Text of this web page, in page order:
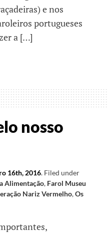
e nos
portugueses
a […]
nosso
16th, 2016. Filed under
Alimentação, Farol Museu
Nariz Vermelho,Os